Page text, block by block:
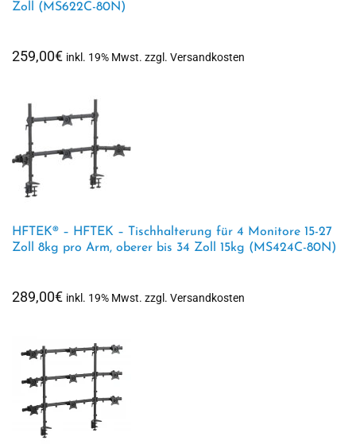
Zoll (MS622C-80N)
259,00€ inkl. 19% Mwst. zzgl. Versandkosten
HFTEK® – HFTEK – Tischhalterung für 4 Monitore 15-27
Zoll 8kg pro Arm, oberer bis 34 Zoll 15kg (MS424C-80N)
289,00€ inkl. 19% Mwst. zzgl. Versandkosten